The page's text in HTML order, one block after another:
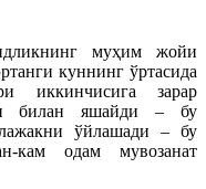
муҳим жойи
куннинг ўртасида
иккинчисига зарар
билан яшайди – бу
ўйлашади – бу
кам одам мувозанат